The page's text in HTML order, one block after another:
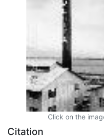
Click on the
Citation